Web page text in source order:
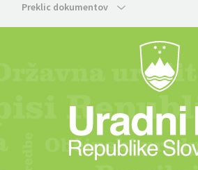
Preklic dokumentov